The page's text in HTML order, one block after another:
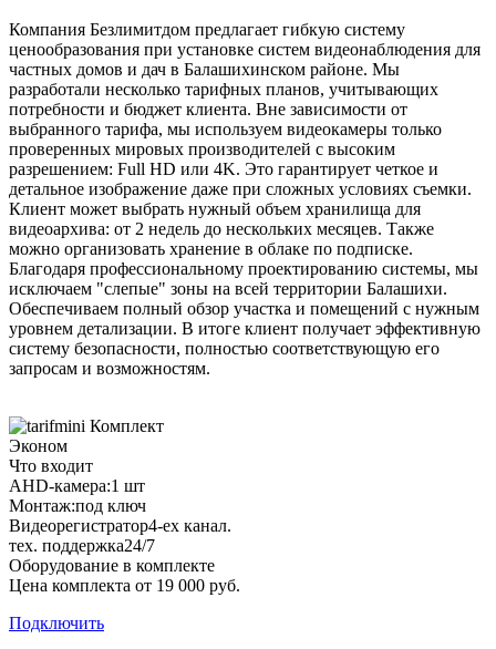
Компания Безлимитдом предлагает гибкую систему
ценообразования при установке систем видеонаблюдения для
частных домов и дач в Балашихинском районе. Мы
разработали несколько тарифных планов, учитывающих
потребности и бюджет клиента. Вне зависимости от
выбранного тарифа, мы используем видеокамеры только
проверенных мировых производителей с высоким
разрешением: Full HD или 4K. Это гарантирует четкое и
детальное изображение даже при сложных условиях съемки.
Клиент может выбрать нужный объем хранилища для
видеоархива: от 2 недель до нескольких месяцев. Также
можно организовать хранение в облаке по подписке.
Благодаря профессиональному проектированию системы, мы
исключаем "слепые" зоны на всей территории Балашихи.
Обеспечиваем полный обзор участка и помещений с нужным
уровнем детализации. В итоге клиент получает эффективную
систему безопасности, полностью соответствующую его
запросам и возможностям.
Комплект
Эконом
Что входит
AHD-камера:1 шт
Монтаж:под ключ
Видеорегистратор4-ех канал.
тех. поддержка24/7
Оборудование в комплекте
Цена комплекта от 19 000 руб.
Подключить